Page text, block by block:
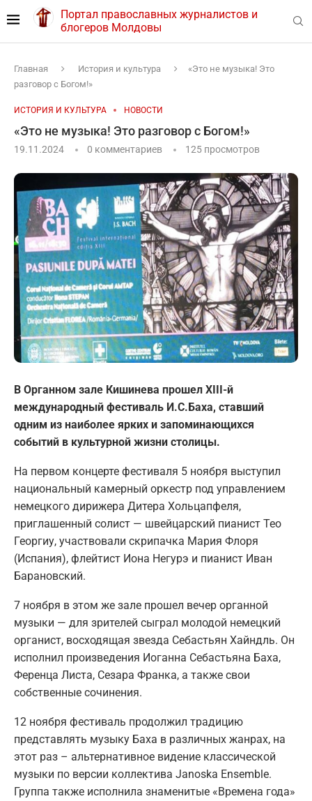
Портал православных журналистов и
блогеров Молдовы
Главная История и культура
«Это не музыка! Это
разговор с Богом!»
ИСТОРИЯ И КУЛЬТУРА НОВОСТИ
«Это не музыка! Это разговор с Богом!»
19.11.2024 0 комментариев 125 просмотров
В Органном зале Кишинева прошел XIII-й
международный фестиваль И.С.Баха, ставший
одним из наиболее ярких и запоминающихся
событий в культурной жизни столицы.
На первом концерте фестиваля 5 ноября выступил
национальный камерный оркестр под управлением
немецкого дирижера Дитера Хольцапфеля,
приглашенный солист — швейцарский пианист Тео
Георгиу, участвовали скрипачка Мария Флоря
(Испания), флейтист Иона Негурэ и пианист Иван
Барановский.
7 ноября в этом же зале прошел вечер органной
музыки — для зрителей сыграл молодой немецкий
органист, восходящая звезда Себастьян Хайндль. Он
исполнил произведения Иоганна Себастьяна Баха,
Ференца Листа, Сезара Франка, а также свои
собственные сочинения.
12 ноября фестиваль продолжил традицию
представлять музыку Баха в различных жанрах, на
этот раз – альтернативное видение классической
музыки по версии коллектива Janoska Ensemble.
Группа также исполнила знаменитые «Времена года»